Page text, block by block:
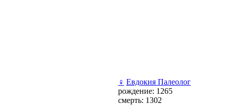
♀ Евдокия Палеолог
рождение: 1265
смерть: 1302